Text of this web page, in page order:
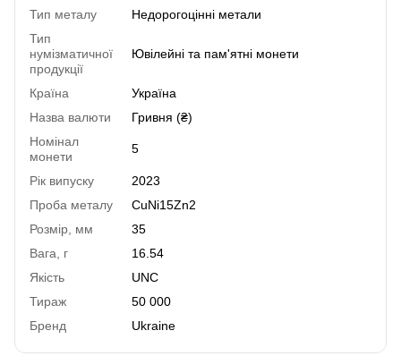
Тип металу
Недорогоцінні метали
Тип
нумізматичної
продукції
Ювілейні та пам'ятні монети
Країна
Україна
Назва валюти
Гривня (₴)
Номінал
монети
5
Рік випуску
2023
Проба металу
СuNi15Zn2
Розмір, мм
35
Вага, г
16.54
Якість
UNC
Тираж
50 000
Бренд
Ukraine